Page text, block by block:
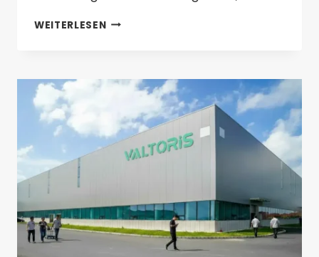
WEITERLESENERSATZ
DEN
VALTORIS
CONTROLLER
8CH-
DIE
AUTOMATISIERUNG
INTELLIGENTER
BATTERIEPRODUKTIONSLINIEN